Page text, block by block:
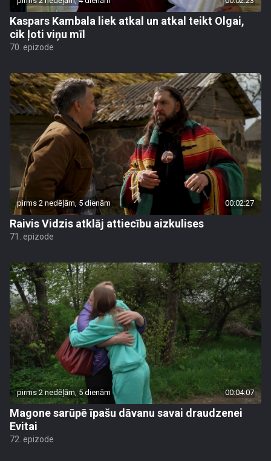
Kaspars Kambala liek atkal un atkal teikt Olgai,
cik ļoti viņu mīl
70. epizode
pirms 2 nedēļām, 5 dienām 00:02:27
Raivis Vidzis atklāj attiecību aizkulises
71. epizode
pirms 2 nedēļām, 5 dienām 00:04:07
Magone sarūpē īpašu dāvanu savai draudzenei
Evitai
72. epizode